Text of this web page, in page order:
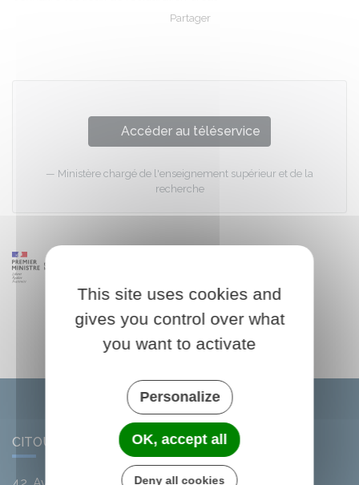
Partager
Accéder au téléservice
Ministère chargé de l'enseignement supérieur et de la
recherche
CITOU
This site uses cookies and
gives you control over what
you want to activate
Personalize
OK, accept all
Deny all cookies